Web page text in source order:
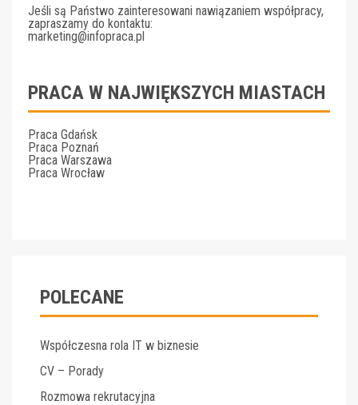
Jeśli są Państwo zainteresowani nawiązaniem współpracy,
zapraszamy do kontaktu:
marketing@infopraca.pl
PRACA W NAJWIĘKSZYCH MIASTACH
Praca Gdańsk
Praca Poznań
Praca Warszawa
Praca Wrocław
POLECANE
Współczesna rola IT w biznesie
CV – Porady
Rozmowa rekrutacyjna